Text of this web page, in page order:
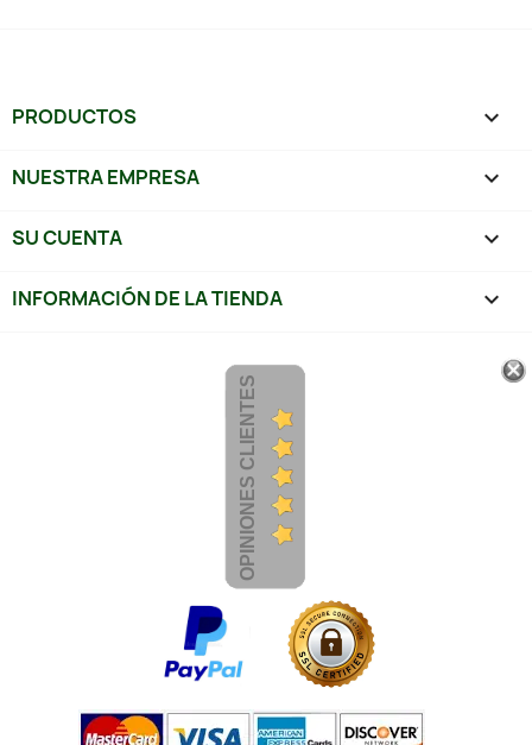
PRODUCTOS 
NUESTRA EMPRESA 
SU CUENTA 
INFORMACIÓN DE LA TIENDA keyboard_arrow_down
OPINIONES CLIENTES